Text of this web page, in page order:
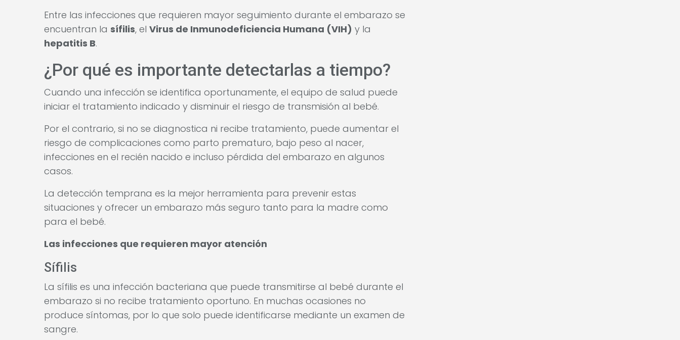
Entre las infecciones que requieren mayor seguimiento durante el embarazo se
encuentran la sífilis, el Virus de Inmunodeficiencia Humana (VIH) y la
hepatitis B.
¿Por qué es importante detectarlas a tiempo?
Cuando una infección se identifica oportunamente, el equipo de salud puede
iniciar el tratamiento indicado y disminuir el riesgo de transmisión al bebé.
Por el contrario, si no se diagnostica ni recibe tratamiento, puede aumentar el
riesgo de complicaciones como parto prematuro, bajo peso al nacer,
infecciones en el recién nacido e incluso pérdida del embarazo en algunos
casos.
La detección temprana es la mejor herramienta para prevenir estas
situaciones y ofrecer un embarazo más seguro tanto para la madre como
para el bebé.
Las infecciones que requieren mayor atención
Sífilis
La sífilis es una infección bacteriana que puede transmitirse al bebé durante el
embarazo si no recibe tratamiento oportuno. En muchas ocasiones no
produce síntomas, por lo que solo puede identificarse mediante un examen de
sangre.